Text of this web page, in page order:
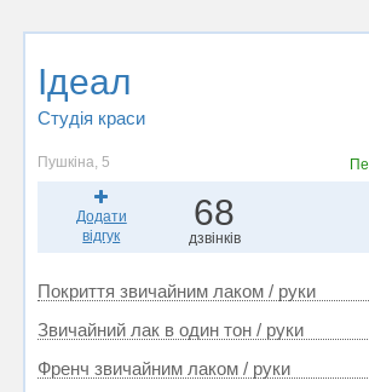
Ідеал
Студія краси
Пушкіна, 5
Додати
відгук
68
дзвінків
Покриття звичайним лаком / руки
Звичайний лак в один тон / руки
Френч звичайним лаком / руки